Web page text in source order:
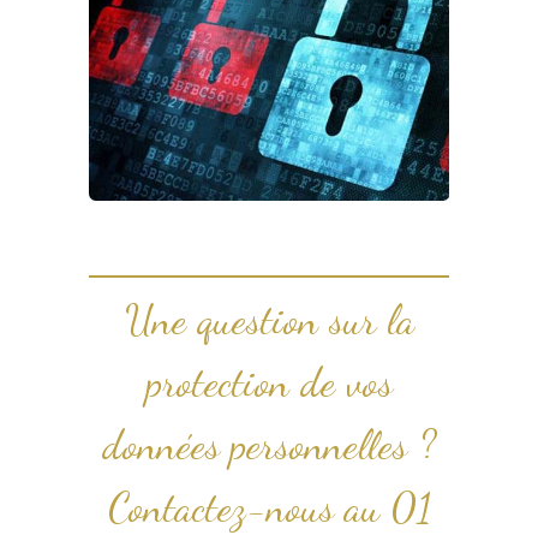
Une question sur la
protection de vos
données personnelles ?
Contactez-nous au 01